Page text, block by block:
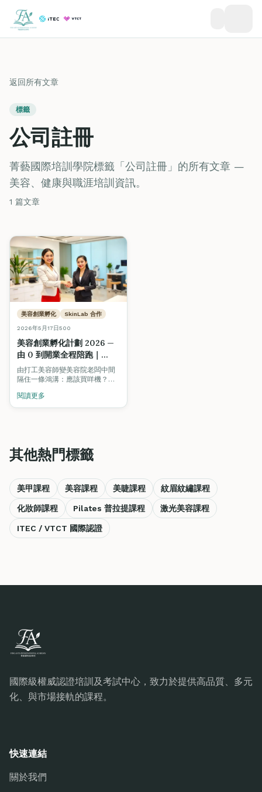
返回所有文章
標籤
公司註冊
菁藝國際培訓學院標籤「公司註冊」的所有文章 —
美容、健康與職涯培訓資訊。
1 篇文章
美容創業孵化 SkinLab 合作
2026年5月17日500
美容創業孵化計劃 2026 —
由 0 到開業全程陪跑｜
SkinLab 贊助・Fine Arts
Academy 認可
由打工美容師變美容院老闆中間
隔住一條鴻溝：應該買咩機？公
險？租邊區先有客？我哋全新推
出嘅「美容創業孵化計劃」由
跑。
閱讀更多
其他熱門標籤
美甲課程 美容課程 美睫課程 紋眉紋繡課程
化妝師課程 Pilates 普拉提課程 激光美容課程
ITEC / VTCT 國際認證
國際級權威認證培訓及考試中心，致力於提供高品質、多元
化、與市場接軌的課程。
快速連結
關於我們